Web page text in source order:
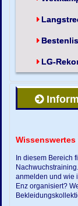
LG-
Wissenswertes
In diesem Bereich
anmelden und wie
Enz organisiert?